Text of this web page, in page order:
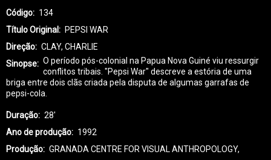
Código
134
Título Original
PEPSI WAR
Direção
CLAY, CHARLIE
Sinopse
O período pós-colonial na Papua Nova Guiné viu ressurgir
conflitos tribais. "Pepsi War" descreve a estória de uma
briga entre dois clãs criada pela disputa de algumas garrafas de
pepsi-cola.
Duração
28'
Ano de produção
1992
Produção
GRANADA CENTRE FOR VISUAL ANTHROPOLOGY,